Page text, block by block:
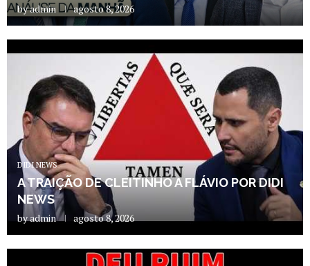
byadmin agosto 8, 2026
DIDI NEWS
A TRAIÇÃO DE CLEITINHO A FLÁVIO POR DIDI
NEWS
byadmin agosto 8, 2026